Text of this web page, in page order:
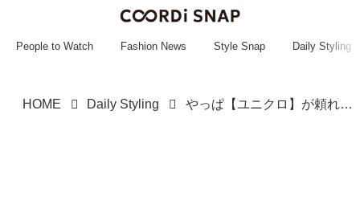
~~~~~~~~~~~
People to Watch Fashion News Style Snap Daily Styling
HOME Daily Styling やっぱ【ユニクロ】が頼れる！ ストック買い推奨♡「万能パンツ」